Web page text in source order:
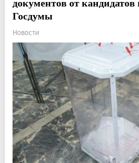
Госдумы
Новости